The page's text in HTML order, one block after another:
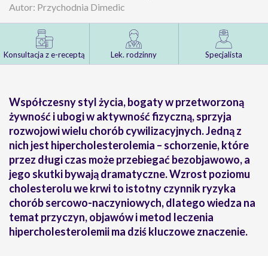
Autor: Przychodnia Dimedic
Konsultacja z e-receptą Lek. rodzinny Specjalista
Współczesny styl życia, bogaty w przetworzoną
żywność i ubogi w aktywność fizyczną, sprzyja
rozwojowi wielu chorób cywilizacyjnych. Jedną z
nich jest hipercholesterolemia – schorzenie, które
przez długi czas może przebiegać bezobjawowo, a
jego skutki bywają dramatyczne. Wzrost poziomu
cholesterolu we krwi to istotny czynnik ryzyka
chorób sercowo-naczyniowych, dlatego wiedza na
temat przyczyn, objawów i metod leczenia
hipercholesterolemii ma dziś kluczowe znaczenie.